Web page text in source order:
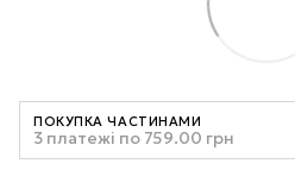
ПОКУПКА ЧАСТИНАМИ
3 платежі по 759.00 грн